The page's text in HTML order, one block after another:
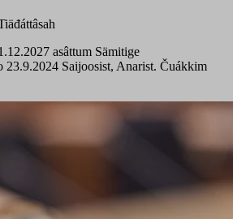
asâttum Sämitige
23.9.2024 Saijoosist, Anarist. Čuákkim